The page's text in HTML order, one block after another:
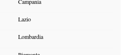
Lazio
Lombardia